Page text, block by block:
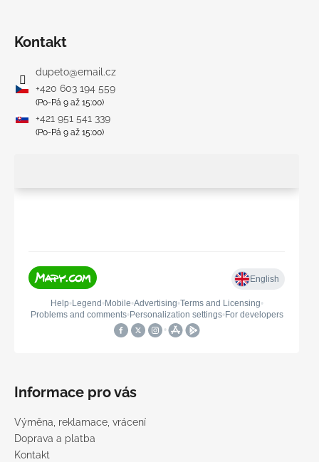
Kontakt
dupeto@email.cz
+420 603 194 559
(Po-Pá 9 až 15:00)
+421 951 541 339
(Po-Pá 9 až 15:00)
Informace pro vás
Výměna, reklamace, vrácení
Doprava a platba
Kontakt